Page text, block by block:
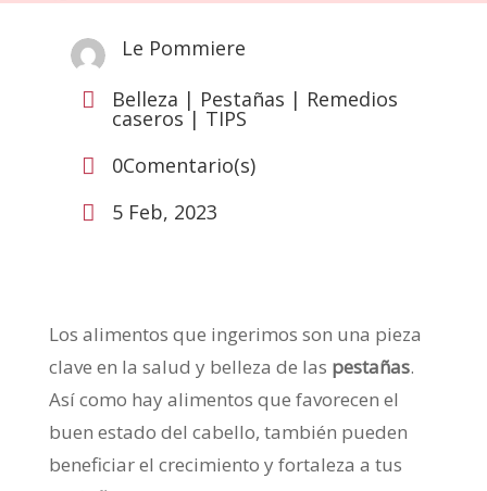
Le Pommiere

Belleza | Pestañas | Remedios
caseros | TIPS

0Comentario(s)

5 Feb, 2023
Los alimentos que ingerimos son una pieza
clave en la salud y belleza de las pestañas.
Así como hay alimentos que favorecen el
buen estado del cabello, también pueden
beneficiar el crecimiento y fortaleza a tus